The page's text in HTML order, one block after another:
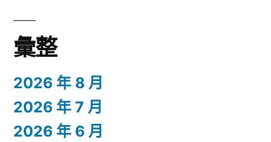
彙整
2026 年 8 月
2026 年 7 月
2026 年 6 月